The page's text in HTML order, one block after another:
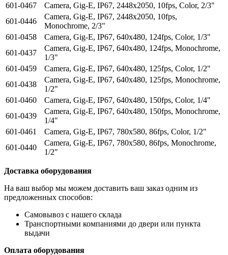
601-0467
Camera, Gig-E, IP67, 2448x2050, 10fps, Color, 2/3"
601-0446
Camera, Gig-E, IP67, 2448x2050, 10fps,
Monochrome, 2/3"
601-0458
Camera, Gig-E, IP67, 640x480, 124fps, Color, 1/3"
601-0437
Camera, Gig-E, IP67, 640x480, 124fps, Monochrome,
1/3"
601-0459
Camera, Gig-E, IP67, 640x480, 125fps, Color, 1/2"
601-0438
Camera, Gig-E, IP67, 640x480, 125fps, Monochrome,
1/2"
601-0460
Camera, Gig-E, IP67, 640x480, 150fps, Color, 1/4"
601-0439
Camera, Gig-E, IP67, 640x480, 150fps, Monochrome,
1/4"
601-0461
Camera, Gig-E, IP67, 780x580, 86fps, Color, 1/2"
601-0440
Camera, Gig-E, IP67, 780x580, 86fps, Monochrome,
1/2"
Доставка оборудования
На ваш выбор мы можем доставить ваш заказ одним из
предложенных способов:
Самовывоз с нашего склада
Транспортными компаниями до двери или пункта
выдачи
Оплата оборудования